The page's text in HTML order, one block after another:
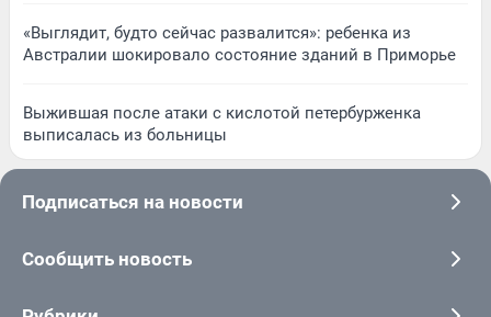
«Выглядит, будто сейчас развалится»: ребенка из
Австралии шокировало состояние зданий в Приморье
Выжившая после атаки с кислотой петербурженка
выписалась из больницы
Подписаться на новости
Сообщить новость